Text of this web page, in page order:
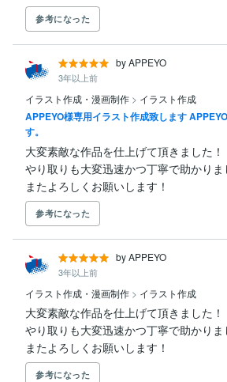
参考になった
by APPEYO
3年以上前
イラスト作成・漫画制作 > イラスト作成
APPEYO様専用イラスト作成致します
す。
大変素敵な作品を仕上げて頂きました！
やり取りも大変迅速かつ丁寧で助かりま
またよろしくお願いします！
参考になった
by APPEYO
3年以上前
イラスト作成・漫画制作 > イラスト作成
大変素敵な作品を仕上げて頂きました！
やり取りも大変迅速かつ丁寧で助かりま
またよろしくお願いします！
参考になった